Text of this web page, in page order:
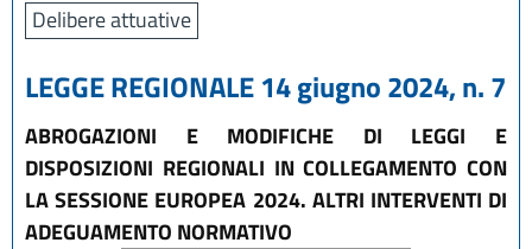
Delibere attuative
LEGGE REGIONALE 14 giugno 2024, n. 7
ABROGAZIONI E MODIFICHE DI LEGGI E
DISPOSIZIONI REGIONALI IN COLLEGAMENTO CON
LA SESSIONE EUROPEA 2024. ALTRI INTERVENTI DI
ADEGUAMENTO NORMATIVO